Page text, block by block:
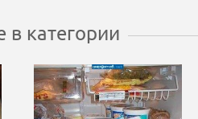
в категории